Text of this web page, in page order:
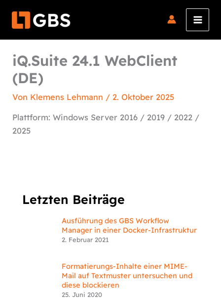
Inhalt
iQ.Suite 24.1 WebClient
(DE)
Von Klemens Lehmann / 2. Oktober 2025
Plattform: Windows Server 2016 / 2019 / 2022 /
2025
Letzten Beiträge
Ausführung des GBS Workflow
Manager in einer Docker-Infrastruktur
2. Februar 2021
Formatierungs-Inhalte einer MIME-
Mail auf Textmuster untersuchen und
diese blockieren
25. Juni 2020